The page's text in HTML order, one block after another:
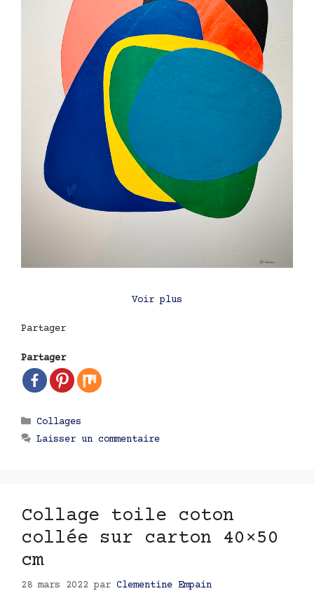
Voir plus
Partager
Partager
Catégories
Collages
Laisser un commentaire
Collage toile coton
collée sur carton 40×50
cm
28 mars 2022 par Clementine Empain